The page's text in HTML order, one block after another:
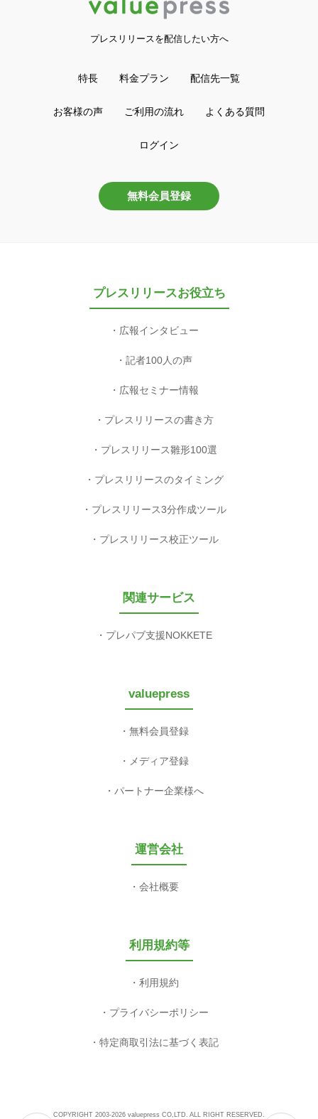
プレスリリースを配信したい方へ
特長 料金プラン 配信先一覧
お客様の声 ご利用の流れ よくある質問
ログイン
無料会員登録
プレスリリースお役立ち
広報インタビュー
記者100人の声
広報セミナー情報
プレスリリースの書き方
プレスリリース雛形100選
プレスリリースのタイミング
プレスリリース3分作成ツール
プレスリリース校正ツール
関連サービス
プレパブ支援NOKKETE
valuepress
無料会員登録
メディア登録
パートナー企業様へ
運営会社
会社概要
利用規約等
利用規約
プライバシーポリシー
特定商取引法に基づく表記
COPYRIGHT 2003-2026 valuepress CO,LTD. ALL RIGHT RESERVED.